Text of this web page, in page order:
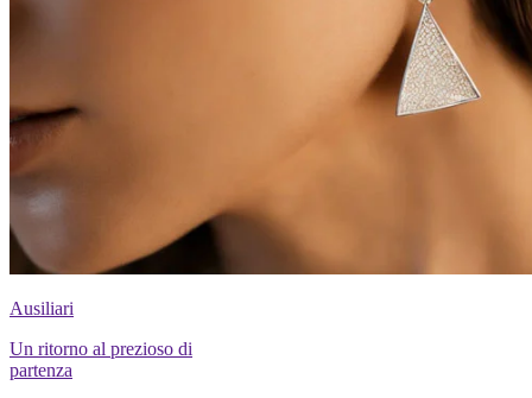
Ausiliari
Un ritorno al prezioso di
partenza